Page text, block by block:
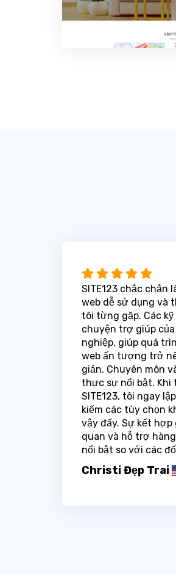
SITE123 chắc chắn
web dễ sử dụng và
tôi từng gặp. Các
chuyện trợ giúp
nghiệp, giúp quá
web ấn tượng trở
giản. Chuyên môn
thực sự nổi bật. Khi
SITE123, tôi ngay
kiếm các tùy chọn
vậy đấy. Sự kết
quan và hỗ trợ
nổi bật so với các
Christi Đẹp Trai